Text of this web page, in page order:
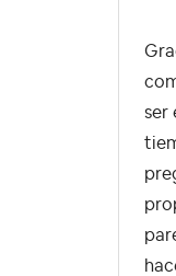
ser